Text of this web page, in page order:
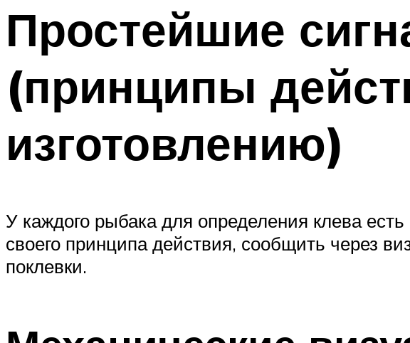
Простейшие
(принципы
изготовлению)
У каждого рыбака для определения клева
своего принципа действия, сообщить через
поклевки.